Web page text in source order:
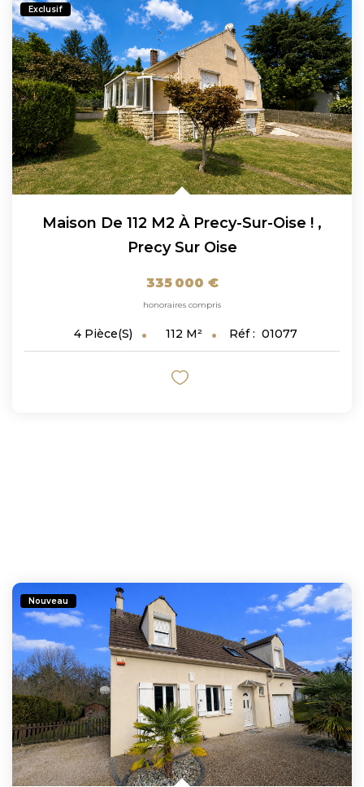
Exclusif
Maison De 112 M2 À Precy-Sur-Oise ! ,
Precy Sur Oise
335 000 €
honoraires compris
4 Pièce(s) 112 M² Réf : 01077
Nouveau